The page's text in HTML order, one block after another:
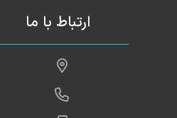
ارتباط با ما